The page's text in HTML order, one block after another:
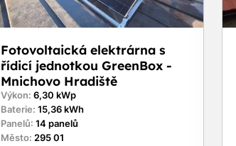
Fotovoltaická elektrárna s
řídicí jednotkou GreenBox -
Mnichovo Hradiště
Výkon: 6,30 kWp
Baterie: 15,36 kWh
Panelů: 14 panelů
Město: 295 01